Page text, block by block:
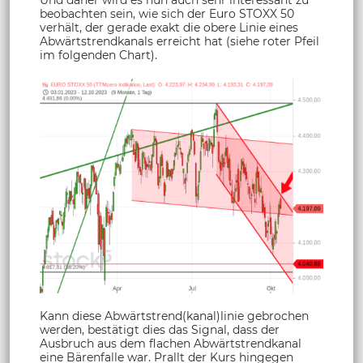
beobachten sein, wie sich der Euro STOXX 50
verhält, der gerade exakt die obere Linie eines
Abwärtstrendkanals erreicht hat (siehe roter Pfeil
im folgenden Chart).
Kann diese Abwärtstrend(kanal)linie gebrochen
werden, bestätigt dies das Signal, dass der
Ausbruch aus dem flachen Abwärtstrendkanal
eine Bärenfalle war. Prallt der Kurs hingegen